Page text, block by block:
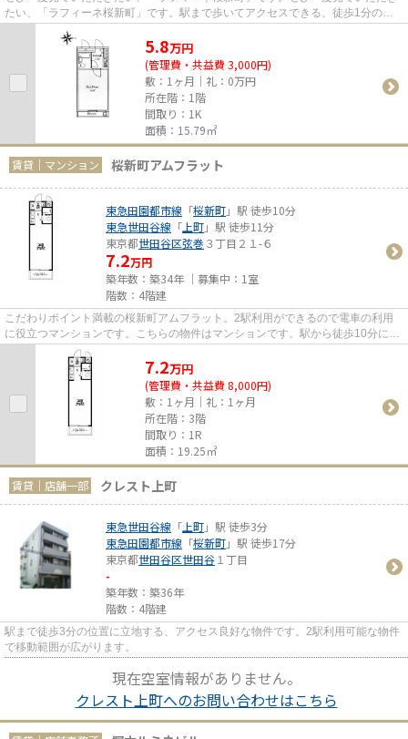
たい、「ラフィーネ桜新町」です。駅まで歩いてアクセスできる、徒歩1分の距
離に立地する物件です。お仕事...
5.8万円
(管理費・共益費 3,000円)
敷：1ヶ月｜礼：0万円
所在階：1階
間取り：1K
面積：15.79㎡
賃貸｜マンション 桜新町アムフラット
東急田園都市線 「桜新町」駅 徒歩10分
東急世田谷線 「 上町」駅 徒歩11分
東京都世田谷区弦巻 ３丁目２１-６
7.2万円
築年数：築34年 ｜募集中： 1室
階数：4階建
こだわりポイント満載の桜新町アムフラット。2駅利用ができるので電車の利用
に役立つマンションです。こちらの物件はマンションです。駅から徒歩10分に立
地する物件です。メールアドレ...
7.2万円
(管理費・共益費 8,000円)
敷：1ヶ月｜礼：1ヶ月
所在階：3階
間取り：1R
面積：19.25㎡
賃貸｜店舗一部 クレスト上町
東急世田谷線 「 上町」駅 徒歩3分
東急田園都市線 「桜新町」駅 徒歩17分
東京都世田谷区世田谷１丁目
-
築年数：築36年
階数：4階建
駅まで徒歩3分の位置に立地する、アクセス良好な物件です。2駅利用可能な物件
で移動範囲が広がります。
現在空室情報がありません。
クレスト上町へのお問い合わせはこちら